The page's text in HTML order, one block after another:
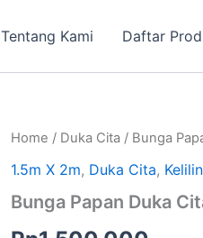
Tentang Kami Daftar
Home / Duka Cita / Bunga
1.5m X 2m, Duka Cita,
Bunga Papan Duka
Bunga
Duka
1,5m